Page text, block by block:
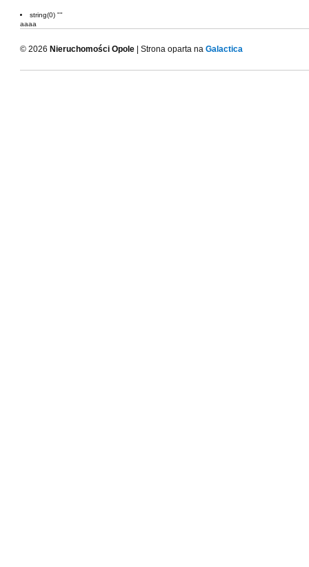
string(0) ""
aaaa
© 2026 Nieruchomości Opole | Strona oparta na Galactica